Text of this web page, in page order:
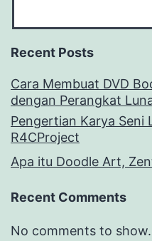
Recent Posts
Cara Membuat DVD
dengan Perangkat
Pengertian Karya Seni
R4CProject
Apa itu Doodle Art,
Recent Comments
No comments to show.